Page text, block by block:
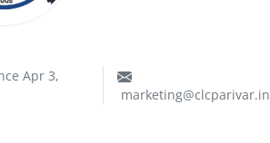
Apr 3,
marketing@clcparivar.in